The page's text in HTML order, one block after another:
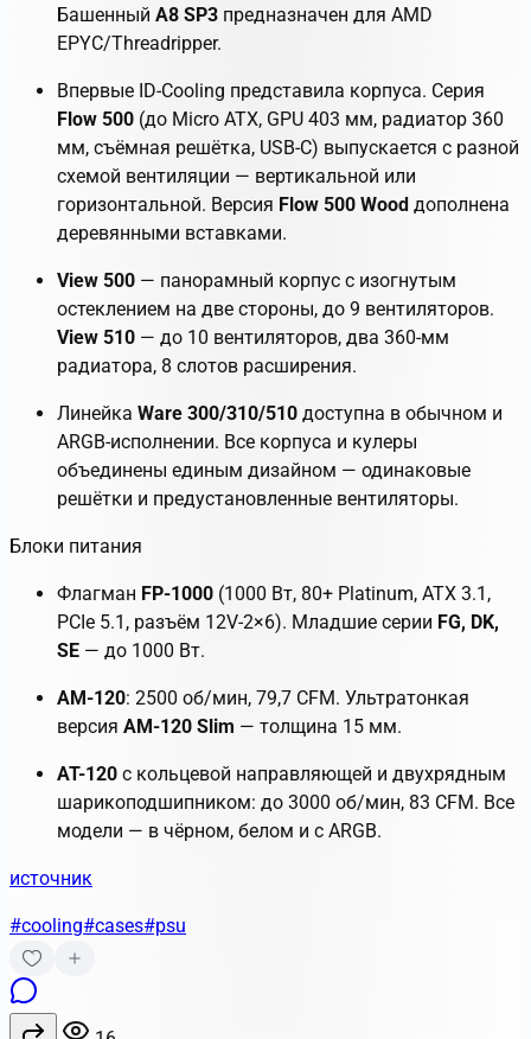
Башенный A8 SP3 предназначен для AMD
EPYC/Threadripper.
Впервые ID-Cooling представила корпуса. Серия
Flow 500 (до Micro ATX, GPU 403 мм, радиатор 360
мм, съёмная решётка, USB-C) выпускается с разной
схемой вентиляции — вертикальной или
горизонтальной. Версия Flow 500 Wood дополнена
деревянными вставками.
View 500 — панорамный корпус с изогнутым
остеклением на две стороны, до 9 вентиляторов.
View 510 — до 10 вентиляторов, два 360-мм
радиатора, 8 слотов расширения.
Линейка Ware 300/310/510 доступна в обычном и
ARGB-исполнении. Все корпуса и кулеры
объединены единым дизайном — одинаковые
решётки и предустановленные вентиляторы.
Блоки питания
Флагман FP-1000 (1000 Вт, 80+ Platinum, ATX 3.1,
PCIe 5.1, разъём 12V-2×6). Младшие серии FG, DK,
SE — до 1000 Вт.
AM-120: 2500 об/мин, 79,7 CFM. Ультратонкая
версия AM-120 Slim — толщина 15 мм.
AT-120 с кольцевой направляющей и двухрядным
шарикоподшипником: до 3000 об/мин, 83 CFM. Все
модели — в чёрном, белом и с ARGB.
источник
#cooling#cases#psu